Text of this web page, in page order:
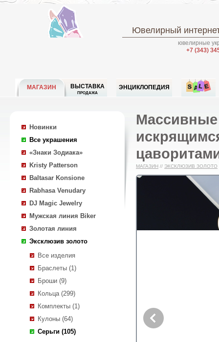
Ювелирный
ювелирные
+7 (343)
МАГАЗИН ВЫСТАВКА
ПРОДАЖА
ЭНЦИКЛОПЕДИЯ
Новинки
Все украшения
«Знаки Зодиака»
Kristy Patterson
Baltasar Konsione
Rabhasa Venudary
DJ Magic Jewelry
Мужская линия Biker
Золотая линия
Эксклюзив золото
Все изделия
Браслеты (1)
Броши (9)
Кольца (299)
Комплекты (1)
Кулоны (64)
Серьги (105)
Массивные
МАГАЗИН // ЭКСКЛЮЗИВ ЗОЛОТО